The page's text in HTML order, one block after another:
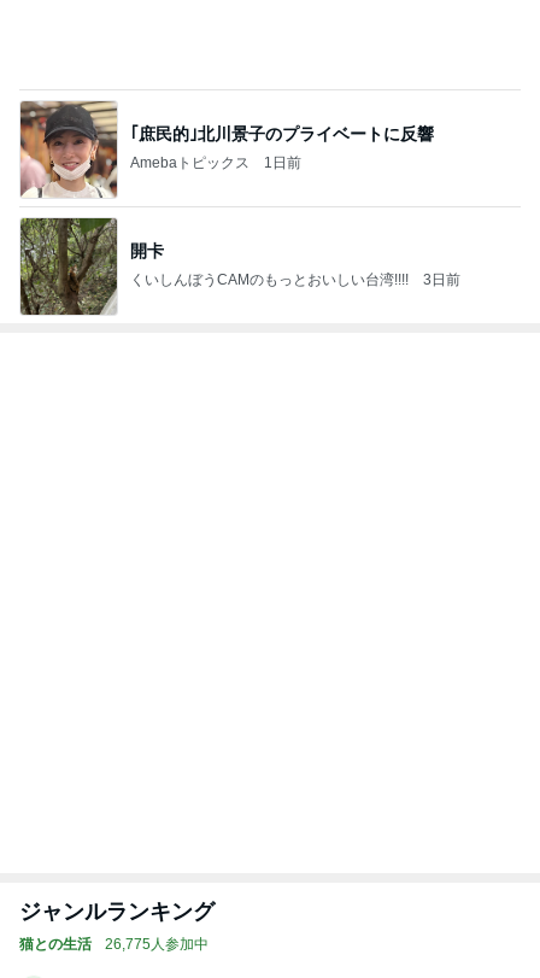
｢庶民的｣北川景子のプライベートに反響
Amebaトピックス 1日前
開卡
くいしんぼうCAMのもっとおいしい台湾!!!! 3日前
ジャンルランキング
猫との生活 26,775人参加中